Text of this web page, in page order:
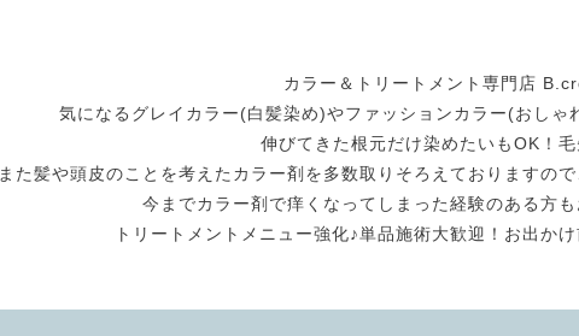
カラー＆トリートメント専門店
気になるグレイカラー(白髪染め)やファッションカラー(おしゃ
伸びてきた根元だけ染めたいもOK！
また髪や頭皮のことを考えたカラー剤を多数取りそろえておりますので
今までカラー剤で痒くなってしまった経験のある方も
トリートメントメニュー強化♪単品施術大歓迎！お出か